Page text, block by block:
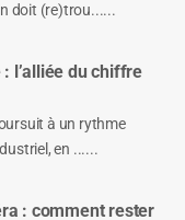
doit (re)trou......
l’alliée du chiffre
à un rythme
en ......
: comment rester